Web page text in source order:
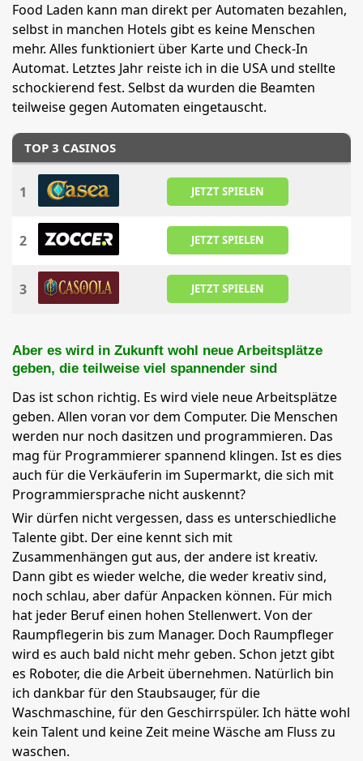
Food Laden kann man direkt per Automaten bezahlen,
selbst in manchen Hotels gibt es keine Menschen
mehr. Alles funktioniert über Karte und Check-In
Automat. Letztes Jahr reiste ich in die USA und stellte
schockierend fest. Selbst da wurden die Beamten
teilweise gegen Automaten eingetauscht.
TOP 3 CASINOS
1 JETZT SPIELEN
2 JETZT SPIELEN
3 JETZT SPIELEN
Aber es wird in Zukunft wohl neue Arbeitsplätze
geben, die teilweise viel spannender sind
Das ist schon richtig. Es wird viele neue Arbeitsplätze
geben. Allen voran vor dem Computer. Die Menschen
werden nur noch dasitzen und programmieren. Das
mag für Programmierer spannend klingen. Ist es dies
auch für die Verkäuferin im Supermarkt, die sich mit
Programmiersprache nicht auskennt?
Wir dürfen nicht vergessen, dass es unterschiedliche
Talente gibt. Der eine kennt sich mit
Zusammenhängen gut aus, der andere ist kreativ.
Dann gibt es wieder welche, die weder kreativ sind,
noch schlau, aber dafür Anpacken können. Für mich
hat jeder Beruf einen hohen Stellenwert. Von der
Raumpflegerin bis zum Manager. Doch Raumpfleger
wird es auch bald nicht mehr geben. Schon jetzt gibt
es Roboter, die die Arbeit übernehmen. Natürlich bin
ich dankbar für den Staubsauger, für die
Waschmaschine, für den Geschirrspüler. Ich hätte wohl
kein Talent und keine Zeit meine Wäsche am Fluss zu
waschen.